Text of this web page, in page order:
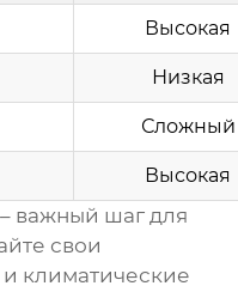
Высокая
Низкая
Сложный
Высокая
– важный шаг для
свои
климатические